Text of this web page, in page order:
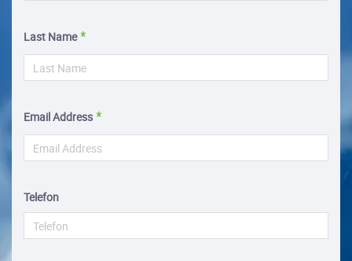
Last Name
Email Address
Telefon